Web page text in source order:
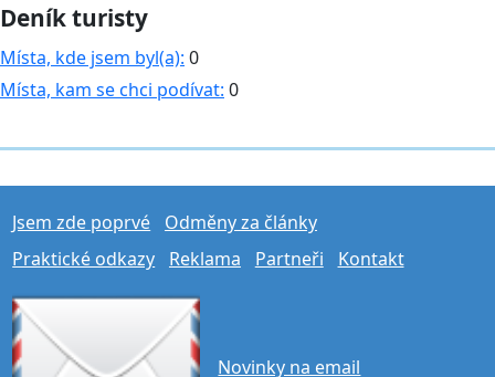
Deník turisty
Místa, kde jsem byl(a): 0
Místa, kam se chci podívat: 0
Jsem zde poprvé
Odměny za články
Praktické odkazy
Reklama Partneři Kontakt
Novinky na email